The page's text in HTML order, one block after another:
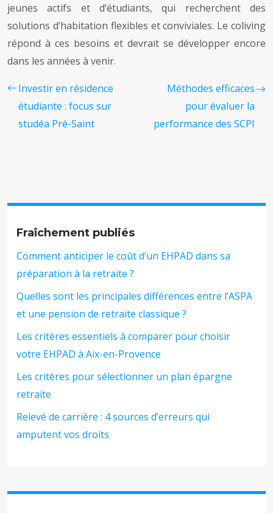
jeunes actifs et d’étudiants, qui recherchent des
solutions d’habitation flexibles et conviviales. Le coliving
répond à ces besoins et devrait se développer encore
dans les années à venir.
Investir en résidence
étudiante : focus sur
studéa Pré-Saint
Méthodes efficaces
pour évaluer la
performance des SCPI
Fraîchement publiés
Comment anticiper le coût d’un EHPAD dans sa
préparation à la retraite ?
Quelles sont les principales différences entre l’ASPA
et une pension de retraite classique ?
Les critères essentiels à comparer pour choisir
votre EHPAD à Aix-en-Provence
Les critères pour sélectionner un plan épargne
retraite
Relevé de carrière : 4 sources d’erreurs qui
amputent vos droits